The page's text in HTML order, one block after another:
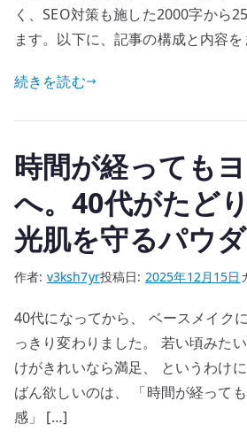
く、SEO対策も施した2000字から
ます。以下に、記事の構成と内容
続きを読む
時間が経っても
へ。40代がたど
光肌を守るパウ
作者: v3ksh7yr投稿日: 2025年12月15日
40代になってから、 ベースメイク
っきり変わりました。 若い頃みた
けがきれいなら満足、 というわけ
ばん欲しいのは、 「時間が経って
感」 […]